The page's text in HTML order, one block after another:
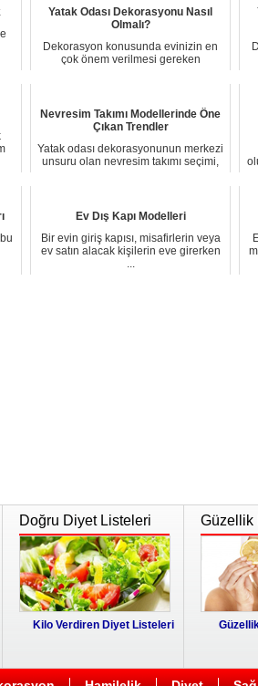
Yatak Odası Dekorasyonu Nasıl
Olmalı?
Dekorasyon konusunda evinizin en
çok önem verilmesi gereken
Nevresim Takımı Modellerinde Öne
Çıkan Trendler
Yatak odası dekorasyonunun merkezi
unsuru olan nevresim takımı seçimi,
Ev Dış Kapı Modelleri
Bir evin giriş kapısı, misafirlerin veya
ev satın alacak kişilerin eve girerken
...
Doğru Diyet Listeleri
Kilo Verdiren Diyet Listeleri
Güzellik